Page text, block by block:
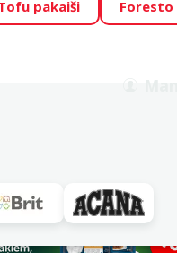
TOP barībām! 🍖 →
būs 2027. gada
pakaiši
Foresto